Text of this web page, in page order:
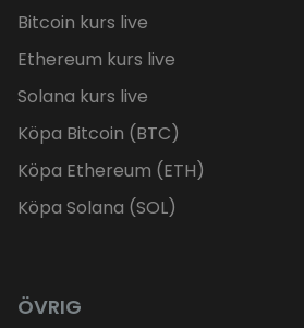
Bitcoin kurs live
Ethereum kurs live
Solana kurs live
Köpa Bitcoin (BTC)
Köpa Ethereum (ETH)
Köpa Solana (SOL)
ÖVRIG